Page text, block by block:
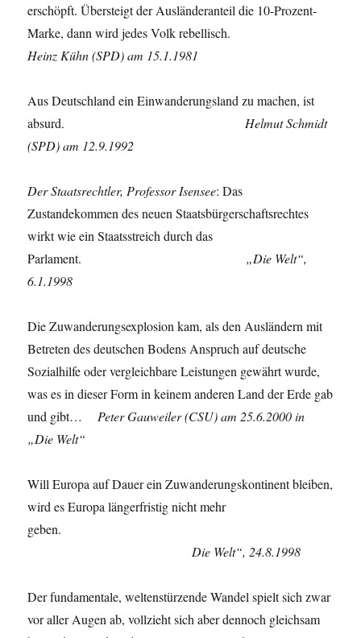
erschöpft. Übersteigt der Ausländeranteil die 10-Prozent-
Marke, dann wird jedes Volk rebellisch.
Heinz Kühn (SPD) am 15.1.1981
Aus Deutschland ein Einwanderungsland zu machen, ist
absurd. Helmut Schmidt
(SPD) am 12.9.1992
Der Staatsrechtler, Professor Isensee: Das
Zustandekommen des neuen Staatsbürgerschaftsrechtes
wirkt wie ein Staatsstreich durch das
Parlament. „Die Welt“,
6.1.1998
Die Zuwanderungsexplosion kam, als den Ausländern mit
Betreten des deutschen Bodens Anspruch auf deutsche
Sozialhilfe oder vergleichbare Leistungen gewährt wurde,
was es in dieser Form in keinem anderen Land der Erde gab
und gibt… Peter Gauweiler (CSU) am 25.6.2000 in
„Die Welt“
Will Europa auf Dauer ein Zuwanderungskontinent bleiben,
wird es Europa längerfristig nicht mehr
geben.
Die Welt“, 24.8.1998
Der fundamentale, weltenstürzende Wandel spielt sich zwar
vor aller Augen ab, vollzieht sich aber dennoch gleichsam